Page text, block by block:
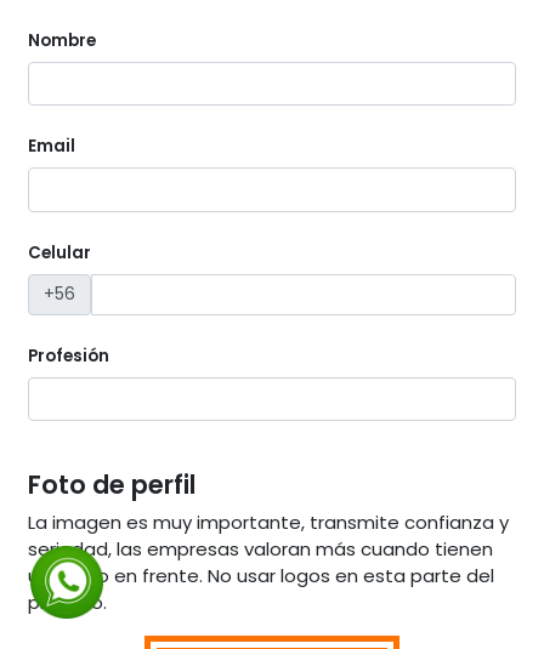
Nombre
Email
Celular
+56
Profesión
Foto de perfil
La imagen es muy importante, transmite confianza y
seriedad, las empresas valoran más cuando tienen
un rostro en frente. No usar logos en esta parte del
proceso.